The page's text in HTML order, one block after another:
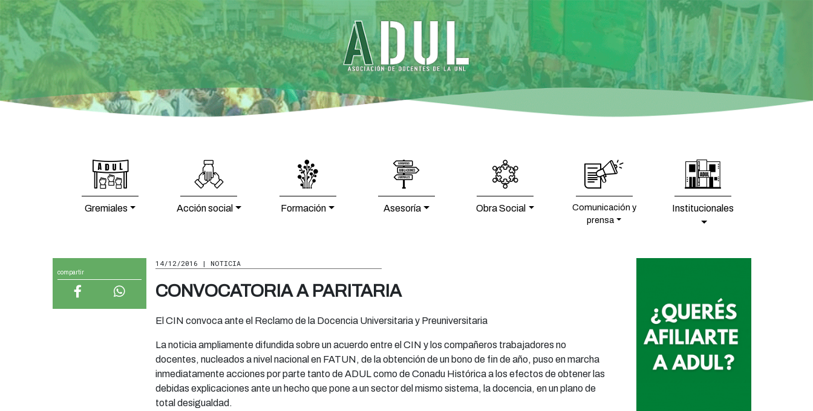
Gremiales Acción social Formación Asesoría Obra Social
Comunicación y
prensa
Institucionales
compartir
14/12/2016 | NOTICIA
CONVOCATORIA A PARITARIA
El CIN convoca ante el Reclamo de la Docencia Universitaria y Preuniversitaria
La noticia ampliamente difundida sobre un acuerdo entre el CIN y los compañeros trabajadores no
docentes, nucleados a nivel nacional en FATUN, de la obtención de un bono de fin de año, puso en marcha
inmediatamente acciones por parte tanto de ADUL como de Conadu Histórica a los efectos de obtener las
debidas explicaciones ante un hecho que pone a un sector del mismo sistema, la docencia, en un plano de
total desigualdad.